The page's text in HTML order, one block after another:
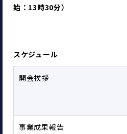
始：13時30分）
スケジュール
開会挨拶
事業成果報告